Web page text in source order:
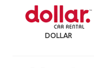
DOLLAR